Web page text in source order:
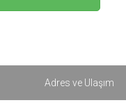
Adres ve Ulaşım